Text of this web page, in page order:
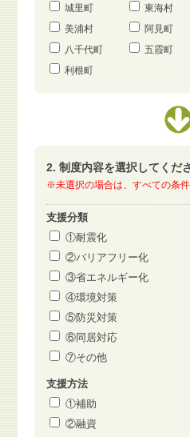
城里町
東海村
美浦村
阿見町
八千代町
五霞町
利根町
2. 制度内容を選択してくださ
※未選択の場合は、すべての条件
支援分類
①耐震化
②バリアフリー化
③省エネルギー化
④環境対策
⑤防災対策
⑥同居対応
⑦その他
支援方法
①補助
②融資